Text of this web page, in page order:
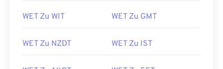
WET Zu WIT WET Zu GMT
WET Zu NZDT WET Zu IST